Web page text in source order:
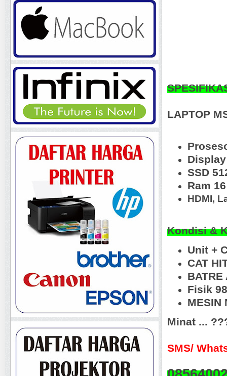
LAPTOP
SSD
Ram
HDMI,
Kondisi &
Unit +
CAT
BATRE
Fisik
MESIN
Minat ...
SMS/